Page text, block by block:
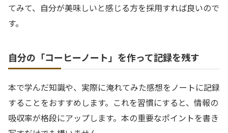
てみて、自分が美味しいと感じる方を採用すれば良いので
す。
自分の「コーヒーノート」を作って記録を残す
本で学んだ知識や、実際に淹れてみた感想をノートに記録
することをおすすめします。これを習慣にすると、情報の
吸収率が格段にアップします。本の重要なポイントを書き